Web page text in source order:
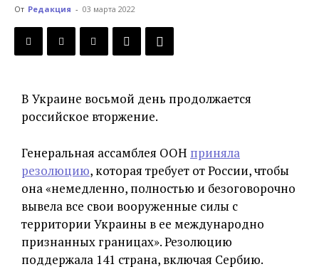
От Редакция - 03 марта 2022
В Украине восьмой день продолжается
российское вторжение.
Генеральная ассамблея ООН приняла
резолюцию, которая требует от России, чтобы
она «немедленно, полностью и безоговорочно
вывела все свои вооруженные силы с
территории Украины в ее международно
признанных границах». Резолюцию
поддержала 141 страна, включая Сербию.